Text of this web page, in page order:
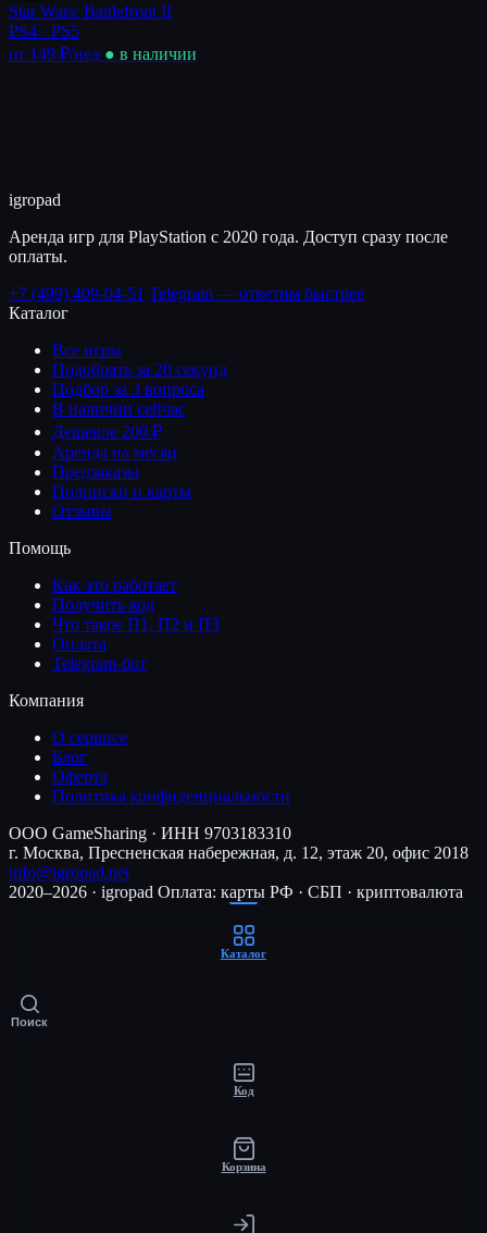
Star Wars: Battlefront II
PS4 · PS5
от 149 ₽/нед ● в наличии
igropad
Аренда игр для PlayStation с 2020 года. Доступ сразу после
оплаты.
+7 (499) 409-04-51 Telegram — ответим быстрее
Каталог
Все игры
Подобрать за 20 секунд
Подбор за 3 вопроса
В наличии сейчас
Дешевле 200 ₽
Аренда на месяц
Предзаказы
Подписки и карты
Отзывы
Помощь
Как это работает
Получить код
Что такое П1, П2 и П3
Оплата
Telegram-бот
Компания
О сервисе
Блог
Оферта
Политика конфиденциальности
ООО GameSharing · ИНН 9703183310
г. Москва, Пресненская набережная, д. 12, этаж 20, офис 2018
info@igropad.net
2020–2026 · igropad Оплата: карты РФ · СБП · криптовалюта
Каталог
Поиск
Код
Корзина